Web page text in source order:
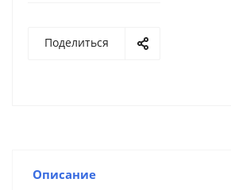
Поделиться
Описание